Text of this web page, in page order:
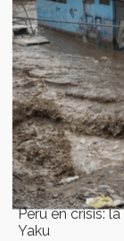
Perú en crisis:
Yaku